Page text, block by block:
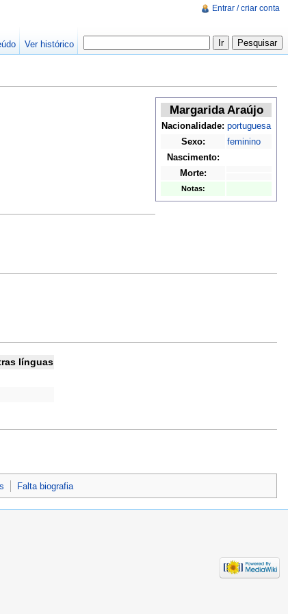
Margarida Araújo
Nacionalidade: portuguesa
Sexo:
feminino
Nascimento:
Morte:
Notas:
línguas
Falta biografia
Entrar / criar conta
Ver histórico